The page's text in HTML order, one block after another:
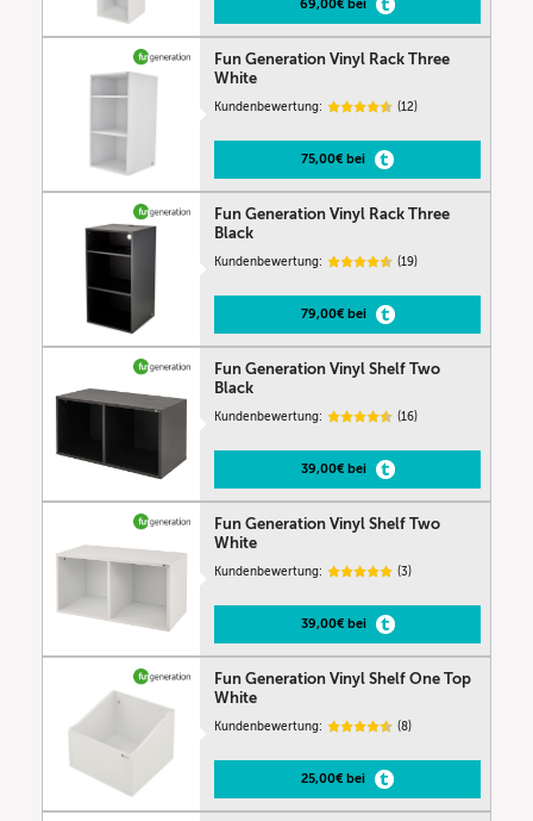
69,00€ bei
Fun Generation Vinyl Rack Three
White
Kundenbewertung: (12)
75,00€ bei
Fun Generation Vinyl Rack Three
Black
Kundenbewertung: (19)
79,00€ bei
Fun Generation Vinyl Shelf Two
Black
Kundenbewertung: (16)
39,00€ bei
Fun Generation Vinyl Shelf Two
White
Kundenbewertung: (3)
39,00€ bei
Fun Generation Vinyl Shelf One Top
White
Kundenbewertung: (8)
25,00€ bei